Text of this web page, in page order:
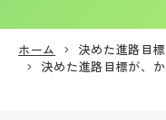
メニュー
ホーム
決めた進路目
決めた進路目標が、